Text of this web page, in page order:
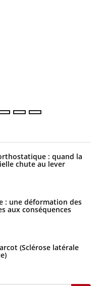
: quand la
chute au lever
: une déformation des
aux conséquences
(Sclérose latérale